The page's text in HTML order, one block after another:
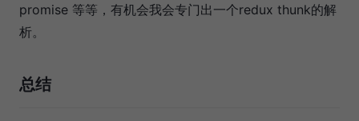
promise 等等，有机会我会专门出一个redux thunk的解
析。
总结